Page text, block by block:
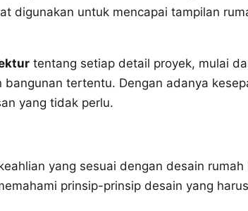
digunakan untuk mencapai tampilan
tentang setiap detail proyek, mulai
tertentu. Dengan adanya
yang tidak perlu.
yang sesuai dengan desain rumah
prinsip-prinsip desain yang